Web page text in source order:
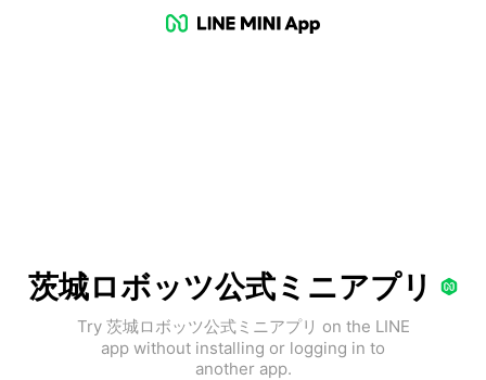
茨城ロボッツ公式ミニアプリ
Try 茨城ロボッツ公式ミニアプリ on the LINE
app without installing or logging in to
another app.